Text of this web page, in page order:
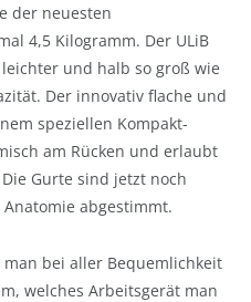
der neuesten
4,5 Kilogramm. Der ULiB
und halb so groß wie
Der innovativ flache und
speziellen Kompakt-
am Rücken und erlaubt
Gurte sind jetzt noch
abgestimmt.
bei aller Bequemlichkeit
welches Arbeitsgerät man